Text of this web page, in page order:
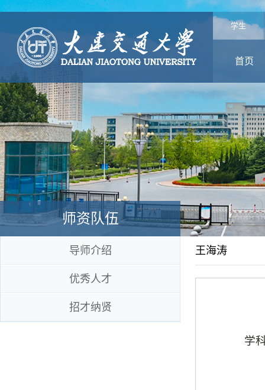
学生
首页
师资队伍
导师介绍
优秀人才
招才纳贤
王海涛
学